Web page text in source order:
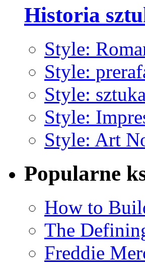
Historia
Style:
Style:
Style:
Style:
Style: Art
Popularne
How to
The
Freddie